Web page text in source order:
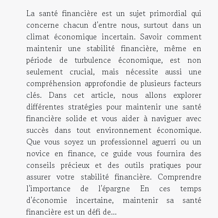
La santé financière est un sujet primordial qui
concerne chacun d'entre nous, surtout dans un
climat économique incertain. Savoir comment
maintenir une stabilité financière, même en
période de turbulence économique, est non
seulement crucial, mais nécessite aussi une
compréhension approfondie de plusieurs facteurs
clés. Dans cet article, nous allons explorer
différentes stratégies pour maintenir une santé
financière solide et vous aider à naviguer avec
succès dans tout environnement économique.
Que vous soyez un professionnel aguerri ou un
novice en finance, ce guide vous fournira des
conseils précieux et des outils pratiques pour
assurer votre stabilité financière. Comprendre
l'importance de l'épargne En ces temps
d'économie incertaine, maintenir sa santé
financière est un défi de...